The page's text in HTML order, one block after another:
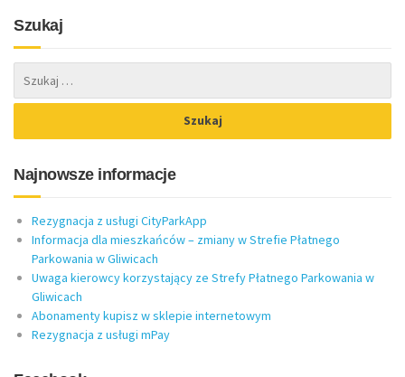
Szukaj
Najnowsze informacje
Rezygnacja z usługi CityParkApp
Informacja dla mieszkańców – zmiany w Strefie Płatnego
Parkowania w Gliwicach
Uwaga kierowcy korzystający ze Strefy Płatnego Parkowania w
Gliwicach
Abonamenty kupisz w sklepie internetowym
Rezygnacja z usługi mPay